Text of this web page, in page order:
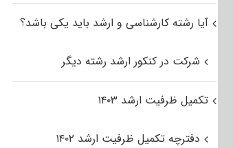
آیا رشته کارشناسی و ارشد باید یکی باشد؟
شرکت در کنکور ارشد رشته دیگر
تکمیل ظرفیت ارشد ۱۴۰۳
دفترچه تکمیل ظرفیت ارشد ۱۴۰۲